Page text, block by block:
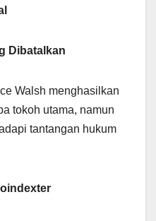
Dibatalkan
Walsh menghasilkan
tokoh utama, namun
tantangan hukum